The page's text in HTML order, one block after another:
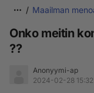
Maailman
Onko meitin
??
Anonyymi-ap
2024-02-28